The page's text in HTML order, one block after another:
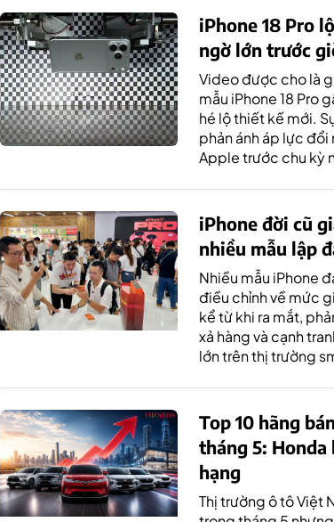
iPhone 18 Pro
ngờ lớn trước
Video được cho là
mẫu iPhone 18 Pro
hé lộ thiết kế mới.
phản ánh áp lực đổi
Apple trước chu kỳ
iPhone đời cũ
nhiều mẫu lập
Nhiều mẫu iPhone
điều chỉnh về mức
kể từ khi ra mắt,
xả hàng và cạnh
lớn trên thị trường
Top 10 hãng
tháng 5:
hạng
Thị trường ô tô Việt